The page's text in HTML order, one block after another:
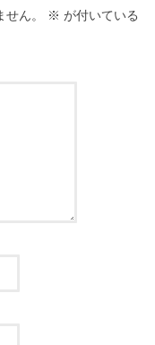
ん。 ※ が付いている